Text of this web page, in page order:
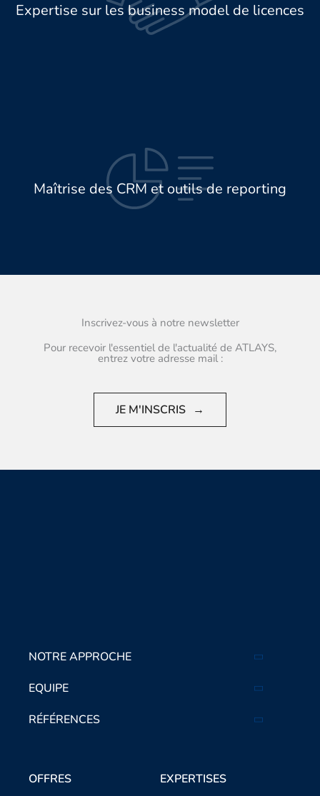
Expertise sur les business model de licences
Maîtrise des CRM et outils de reporting
Inscrivez-vous à notre newsletter
Pour recevoir l'essentiel de l'actualité de ATLAYS,
entrez votre adresse mail :
JE M'INSCRIS →
NOTRE APPROCHE
EQUIPE
RÉFÉRENCES
OFFRES EXPERTISES